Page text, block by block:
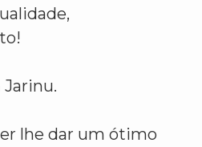
lhe dar um ótimo